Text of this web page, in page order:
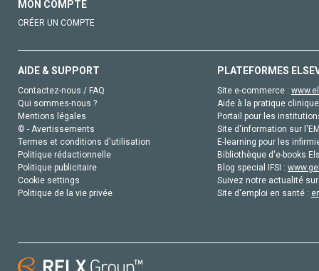
MON COMPTE
CRÉER UN COMPTE
AIDE & SUPPORT
Contactez-nous / FAQ
Qui sommes-nous ?
Mentions légales
© - Avertissements
Termes et conditions d'utilisation
Politique rédactionnelle
Politique publicitaire
Cookie settings
Politique de la vie privée
PLATEFORMES
Site e-commerce :
Aide à la pratique
Portail pour les
Site d'information sur
E-learning pour les
Bibliothèque d'e-books
Blog special IFSI :
Suivez notre actualité
Site d'emploi en santé :